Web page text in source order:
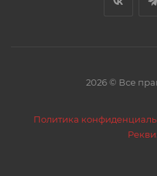
2026 © Все
Политика